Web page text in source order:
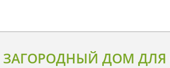
ДОМ ДЛЯ